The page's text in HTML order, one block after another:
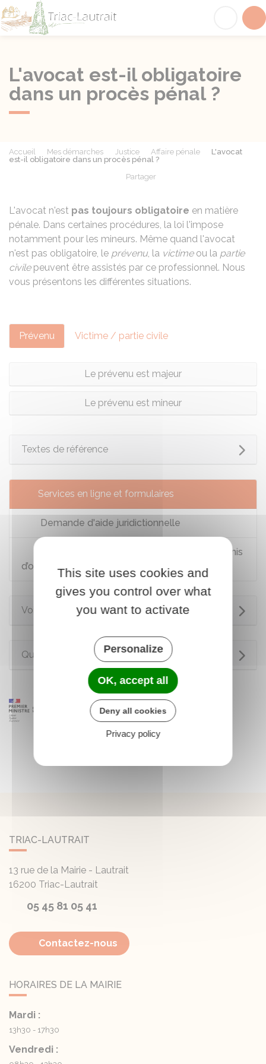
L'avocat est-il obligatoire
dans un procès pénal ?
Accueil Mes démarches Justice Affaire pénale
L'avocat
est-il obligatoire dans un procès pénal ?
Partager
L'avocat n'est pas toujours obligatoire en matière
pénale. Dans certaines procédures, la loi l'impose
notamment pour les mineurs. Même quand l'avocat
n'est pas obligatoire, le prévenu, la victimeou la partie
civilepeuvent être assistés par ce professionnel. Nous
vous présentons les différentes situations.
Prévenu Victime / partie civile
Le prévenu est majeur
Le prévenu est mineur
Textes de référence
Services en ligne et formulaires
Demande d'aide juridictionnelle
Demander la désignation d’un avocat commis
d’office
Voir aussi
Questions ? Réponses !
TRIAC-LAUTRAIT
13 rue de la Mairie - Lautrait
16200 Triac-Lautrait
05 45 81 05 41
Contactez-nous
HORAIRES DE LA MAIRIE
Mardi :
13h30 - 17h30
Vendredi :
This site uses cookies and
gives you control over what
you want to activate
Personalize
OK, accept all
Deny all cookies
Privacy policy